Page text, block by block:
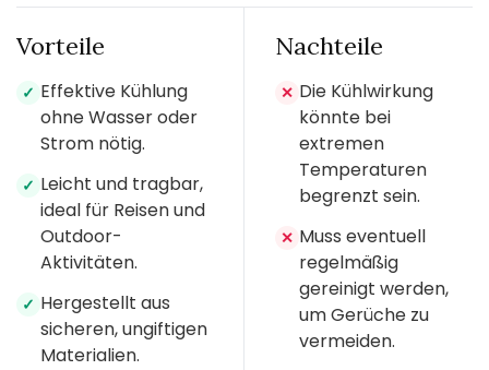
Vorteile
✓ Effektive Kühlung
ohne Wasser oder
Strom nötig.
✓ Leicht und tragbar,
ideal für Reisen und
Outdoor-
Aktivitäten.
✓ Hergestellt aus
sicheren, ungiftigen
Materialien.
Nachteile
✕ Die Kühlwirkung
könnte bei
extremen
Temperaturen
begrenzt sein.
✕ Muss eventuell
regelmäßig
gereinigt werden,
um Gerüche zu
vermeiden.